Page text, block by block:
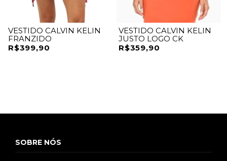
VESTIDO CALVIN KELIN
FRANZIDO
R$399,90
VESTIDO CALVIN KELIN
JUSTO LOGO CK
R$359,90
SOBRE NÓS